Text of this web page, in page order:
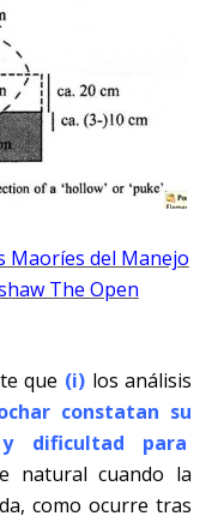
Maoríes del Manejo
The Open
que (i)los análisis
constatan su
y dificultad para
natural cuando la
como ocurre tras